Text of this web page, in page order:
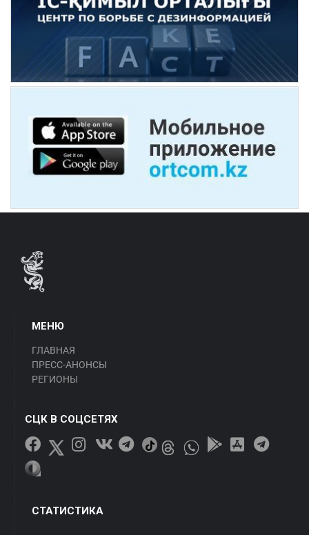
МЕНЮ
ГЛАВНАЯ
ПРЕСС-АНОНСЫ
РЕГИОНЫ
СЦК В СОЦСЕТЯХ
СТАТИСТИКА